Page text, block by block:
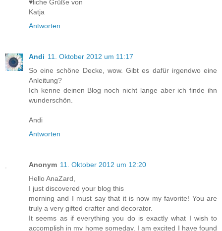
♥liche Grüße von
Katja
Antworten
Andi 11. Oktober 2012 um 11:17
So eine schöne Decke, wow. Gibt es dafür irgendwo eine
Anleitung?
Ich kenne deinen Blog noch nicht lange aber ich finde ihn
wunderschön.
Andi
Antworten
Anonym 11. Oktober 2012 um 12:20
Hello AnaZard,
I just discovered your blog this
morning and I must say that it is now my favorite! You are
truly a very gifted crafter and decorator.
It seems as if everything you do is exactly what I wish to
accomplish in my home someday. I am excited I have found